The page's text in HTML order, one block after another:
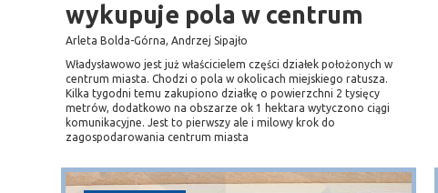
wykupuje pola w centrum
Arleta Bolda-Górna, Andrzej Sipajło
Władysławowo jest już właścicielem części działek położonych w
centrum miasta. Chodzi o pola w okolicach miejskiego ratusza.
Kilka tygodni temu zakupiono działkę o powierzchni 2 tysięcy
metrów, dodatkowo na obszarze ok 1 hektara wytyczono ciągi
komunikacyjne. Jest to pierwszy ale i milowy krok do
zagospodarowania centrum miasta